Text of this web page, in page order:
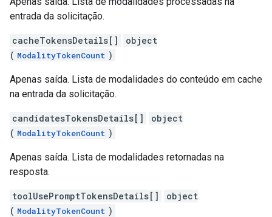
entrada da solicitação.
cacheTokensDetails[]
object
( ModalityTokenCount )
Apenas saída. Lista de modalidades do conteúdo em cache
na entrada da solicitação.
candidatesTokensDetails[]
object
( ModalityTokenCount )
Apenas saída. Lista de modalidades retornadas na
resposta.
toolUsePromptTokensDetails[]
object
( ModalityTokenCount )